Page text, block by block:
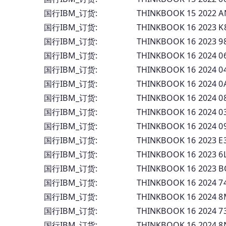
国行IBM_订货: THINKBOOK 15
国行IBM_订货: THINKBOOK 16
国行IBM_订货: THINKBOOK 16
国行IBM_订货: THINKBOOK 16
国行IBM_订货: THINKBOOK 16
国行IBM_订货: THINKBOOK 16
国行IBM_订货: THINKBOOK 16
国行IBM_订货: THINKBOOK 16
国行IBM_订货: THINKBOOK 16
国行IBM_订货: THINKBOOK 16
国行IBM_订货: THINKBOOK 16
国行IBM_订货: THINKBOOK 16
国行IBM_订货: THINKBOOK 16
国行IBM_订货: THINKBOOK 16
国行IBM_订货: THINKBOOK 16